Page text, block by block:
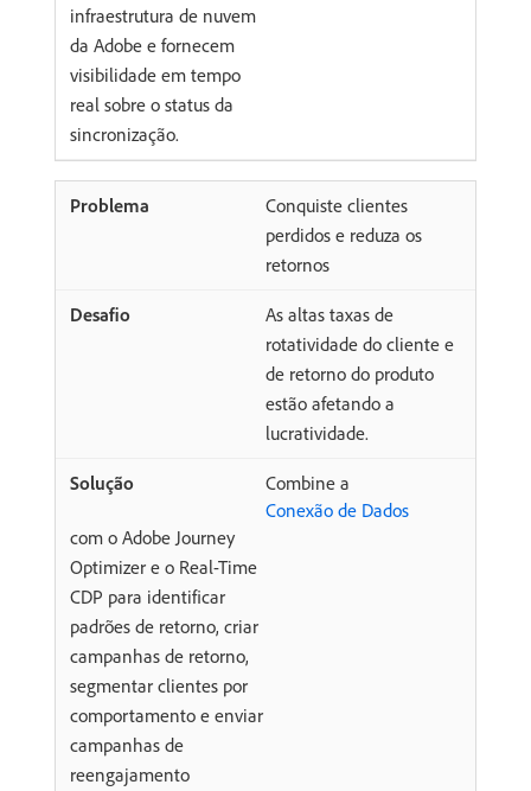
infraestrutura de nuvem
da Adobe e fornecem
visibilidade em tempo
real sobre o status da
sincronização.
Conquiste clientes
perdidos e reduza os
retornos
As altas taxas de
rotatividade do cliente e
de retorno do produto
estão afetando a
lucratividade.
Combine a
Conexão de Dados
com o Adobe Journey
Optimizer e o Real-Time
CDP para identificar
padrões de retorno, criar
campanhas de retorno,
segmentar clientes por
comportamento e enviar
campanhas de
reengajamento